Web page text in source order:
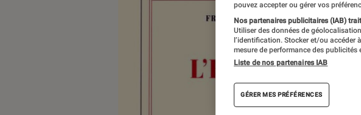
pouvez accepter ou gérer vos
Nos partenaires publicitaires (IAB)
Utiliser des données de
l’identification. Stocker et/ou
mesure de performance des publicités
Liste de nos partenaires IAB
GÉRER MES PRÉFÉRENCES